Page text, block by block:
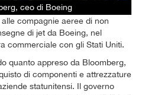
ceo di Boeing
compagnie aeree di non
di jet da Boeing, nel
commerciale con gli Stati Uniti.
quanto appreso da Bloomberg,
di componenti e attrezzature
statunitensi. Il governo